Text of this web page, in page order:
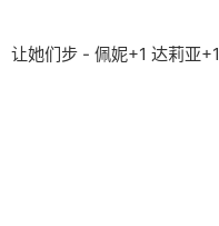
让她们步 - 佩妮+1 达莉亚+1